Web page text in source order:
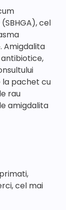
cel
Amigdalita
la pachet cu
rau
amigdalita
cel mai